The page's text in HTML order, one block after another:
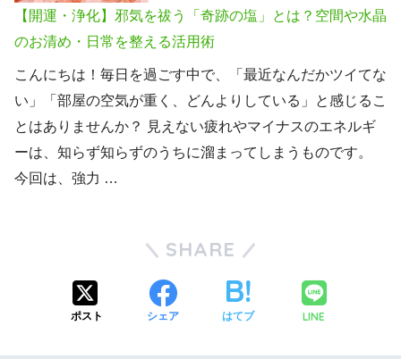
【開運・浄化】邪気を祓う「奇跡の塩」とは？空間や水晶
のお清め・日常を整える活用術
こんにちは！毎日を過ごす中で、「最近なんだかツイてな
い」「部屋の空気が重く、どんよりしている」と感じるこ
とはありませんか？ 見えない疲れやマイナスのエネルギ
ーは、知らず知らずのうちに溜まってしまうものです。
今回は、強力 …
SHARE
ポスト シェア はてブ LINE